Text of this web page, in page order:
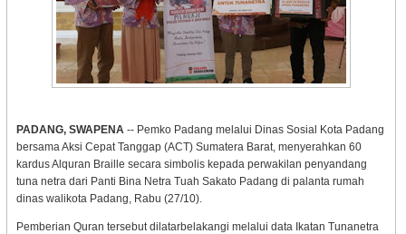
PADANG, SWAPENA-- Pemko Padang melalui Dinas Sosial Kota Padang
bersama Aksi Cepat Tanggap (ACT) Sumatera Barat, menyerahkan 60
kardus Alquran Braille secara simbolis kepada perwakilan penyandang
tuna netra dari Panti Bina Netra Tuah Sakato Padang di palanta rumah
dinas walikota Padang, Rabu (27/10).
Pemberian Quran tersebut dilatarbelakangi melalui data Ikatan Tunanetra